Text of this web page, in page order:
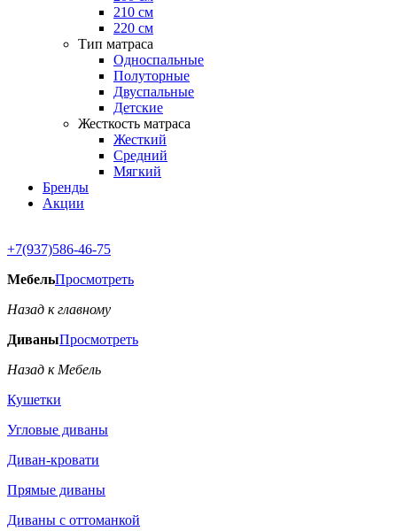
210 см
220 см
Тип матраса
Односпальные
Полуторные
Двуспальные
Детские
Жесткость матраса
Жесткий
Средний
Мягкий
Бренды
Акции
+7(937)586-46-75
МебельПросмотреть
Назад к главному
ДиваныПросмотреть
Назад к Мебель
Кушетки
Угловые диваны
Диван-кровати
Прямые диваны
Диваны с оттоманкой